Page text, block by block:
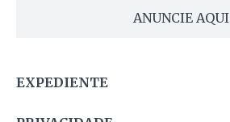
ANUNCIE AQUI
EXPEDIENTE